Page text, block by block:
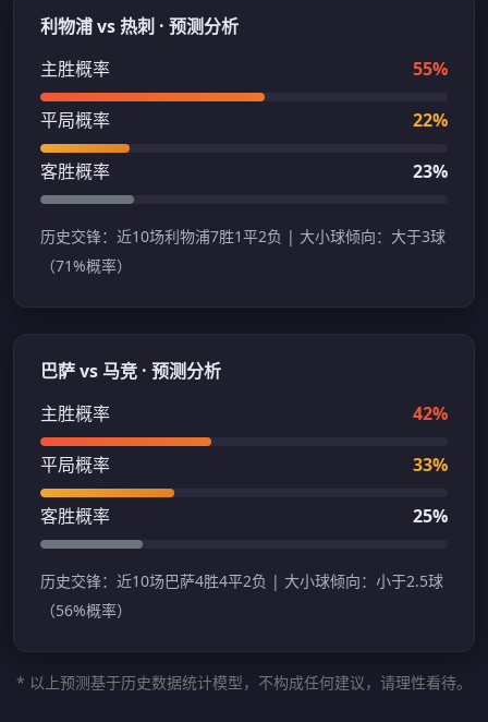
利物浦 vs 热刺 · 预测分析
主胜概率
55%
平局概率 22%
客胜概率 23%
历史交锋：近10场利物浦7胜1平2负 | 大小球倾向：大于3球
（71%概率）
巴萨 vs 马竞 · 预测分析
主胜概率
42%
平局概率 33%
客胜概率 25%
历史交锋：近10场巴萨4胜4平2负 | 大小球倾向：小于2.5球
（56%概率）
* 以上预测基于历史数据统计模型，不构成任何建议，请理性看待。